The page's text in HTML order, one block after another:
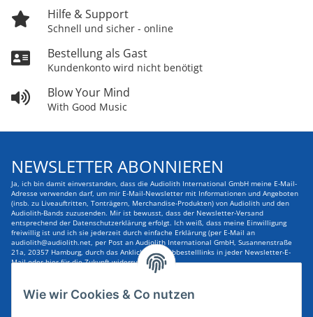
Wie wir Cookies & Co nutzen
Hilfe & Support
Schnell und sicher - online
Bestellung als Gast
Kundenkonto wird nicht benötigt
Blow Your Mind
With Good Music
NEWSLETTER ABONNIEREN
Ja, ich bin damit einverstanden, dass die Audiolith International GmbH meine E-Mail-
Adresse verwenden darf, um mir E-Mail-Newsletter mit Informationen und Angeboten
(insb. zu Liveauftritten, Tonträgern, Merchandise-Produkten) von Audiolith und den
Audiolith-Bands zuzusenden. Mir ist bewusst, dass der Newsletter-Versand
entsprechend der Datenschutzerklärung erfolgt. Ich weiß, dass meine Einwilligung
freiwillig ist und ich sie jederzeit durch einfache Erklärung (per E-Mail an
audiolith@audiolith.net, per Post an Audiolith International GmbH, Susannenstraße
21a, 20357 Hamburg, durch das Anklicken des Abbestelllinks in jeder Newsletter-E-
Mail oder hier für die Zukunft widerrufen kann.